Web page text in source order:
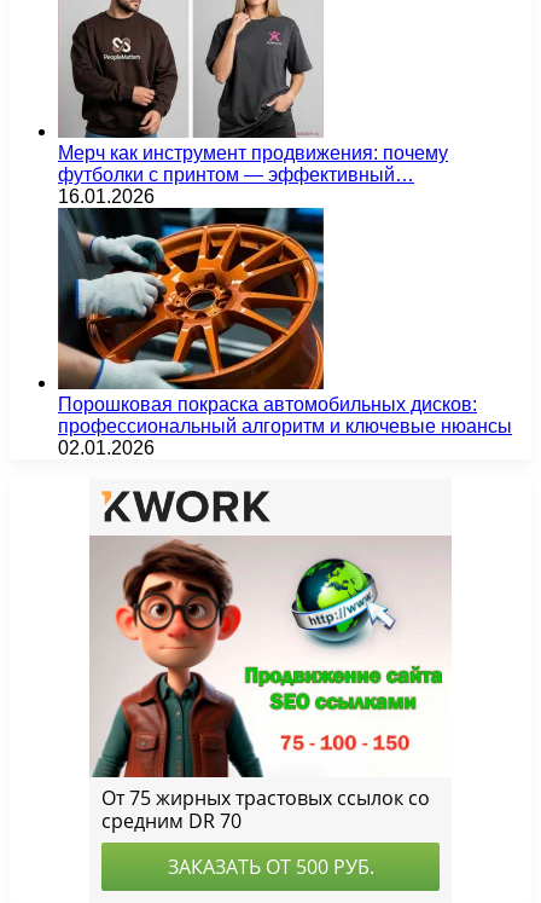
Мерч как инструмент продвижения: почему
футболки с принтом — эффективный…
16.01.2026
Порошковая покраска автомобильных дисков:
профессиональный алгоритм и ключевые нюансы
02.01.2026